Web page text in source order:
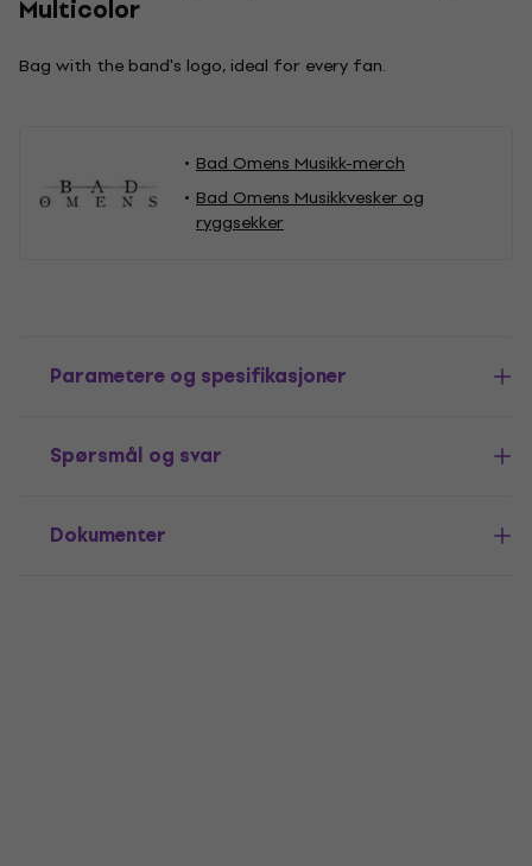
Multicolor
Bag with the band's logo, ideal for every fan.
Bad Omens Musikk-merch
Bad Omens Musikkvesker og
ryggsekker
Parametere og spesifikasjoner
Spørsmål og svar
Dokumenter